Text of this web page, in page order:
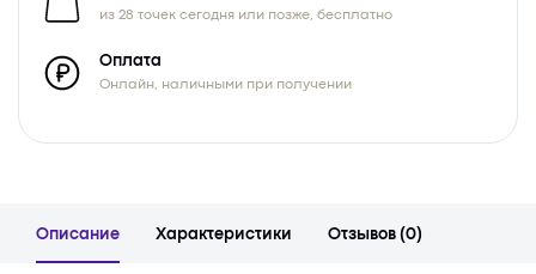
из 28 точек сегодня или позже, бесплатно
Оплата
Онлайн, наличными при получении
Описание Характеристики Отзывов (0)